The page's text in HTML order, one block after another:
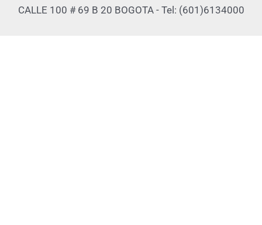
CALLE 100 # 69 B 20 BOGOTA - Tel: (601)6134000